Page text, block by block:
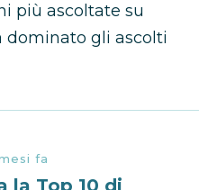
più ascoltate su
dominato gli ascolti
fa